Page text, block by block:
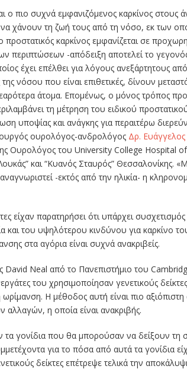
o πιο συχνά εμφανιζόμενος καρκίνος στους
χάνουν τη ζωή τους από τη νόσο, εκ των
καρκίνος εμφανίζεται σε
περιπτώσεων -απόδειξη αποτελεί το
έχει επέλθει για λόγους ανεξάρτητους
νόσου που είναι επιθετικές, δίνουν
άτομα. Επομένως, ο μόνος τρόπος
τη μέτρηση του ειδικού
υποψίας και ανάγκης για περαιτέρω
ουρολόγος-ανδρολόγος Δρ.
Ουρολόγος του University College Hospital
και “Κυανός Σταυρός” Θεσσαλονίκης.
-εκτός από την ηλικία- η
είχαν παρατηρήσει ότι υπάρχει
και του υψηλότερου κινδύνου για καρκίνο
στα αγόρια είναι συχνά ανακριβείς.
David Neal από το Πανεπιστήμιο του
του χρησιμοποίησαν γενετικούς
Η μέθοδος αυτή είναι πιο
η οποία είναι ανακριβής.
τα γονίδια που θα μπορούσαν να δείξουν τη
για το πόσα από αυτά τα γονίδια
δείκτες επέτρεψε τελικά την